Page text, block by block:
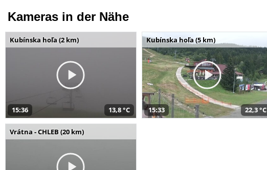
Kameras in der Nähe
Kubínska hoľa (2 km)
15:36 13,8 °C
Kubínska hoľa (5 km)
15:33 22,3 °C
Vrátna - CHLEB (20 km)